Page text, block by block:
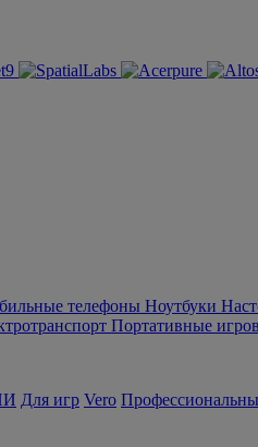
телефоны Ноутбуки
Портативные
Для игр Vero